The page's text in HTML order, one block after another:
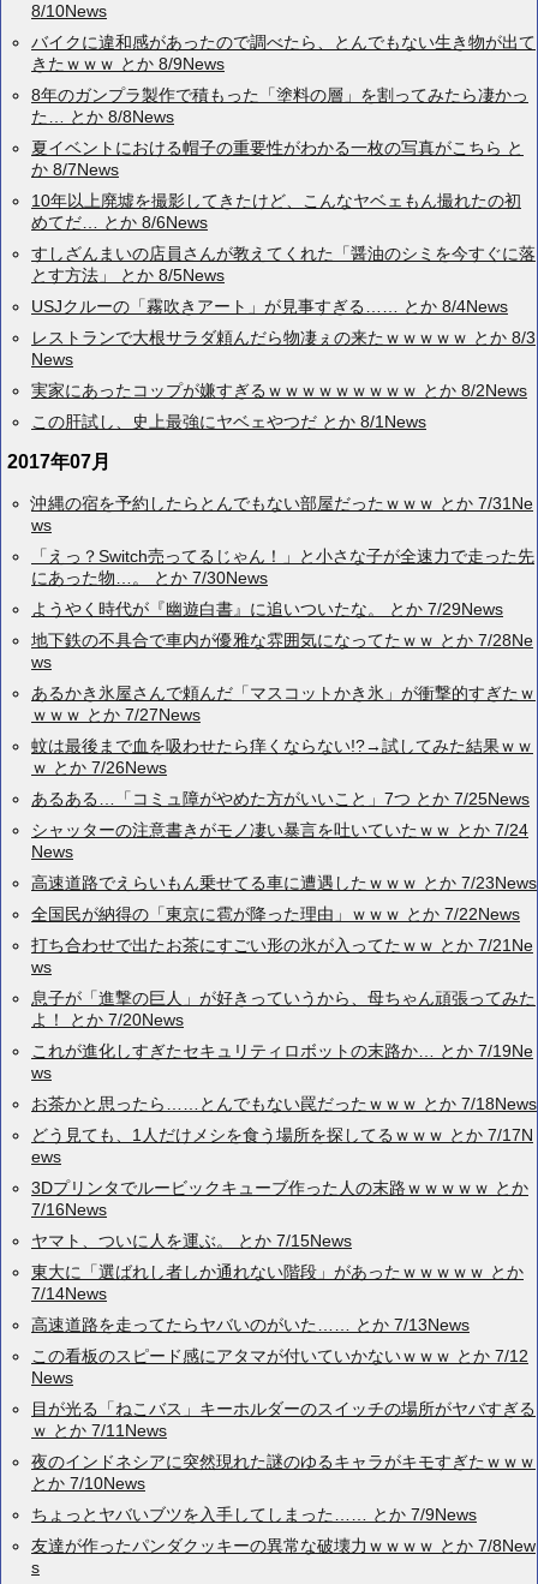
8/10News
バイクに違和感があったので調べたら、とんでもない生き物が出て
きたｗｗｗ とか 8/9News
8年のガンプラ製作で積もった「塗料の層」を割ってみたら凄かっ
た… とか 8/8News
夏イベントにおける帽子の重要性がわかる一枚の写真がこちら と
か 8/7News
10年以上廃墟を撮影してきたけど、こんなヤベェもん撮れたの初
めてだ… とか 8/6News
すしざんまいの店員さんが教えてくれた「醤油のシミを今すぐに落
とす方法」 とか 8/5News
USJクルーの「霧吹きアート」が見事すぎる…… とか 8/4News
レストランで大根サラダ頼んだら物凄ぇの来たｗｗｗｗｗ とか 8/3
News
実家にあったコップが嫌すぎるｗｗｗｗｗｗｗｗｗ とか 8/2News
この肝試し、史上最強にヤベェやつだ とか 8/1News
2017年07月
沖縄の宿を予約したらとんでもない部屋だったｗｗｗ とか 7/31Ne
ws
「えっ？Switch売ってるじゃん！」と小さな子が全速力で走った先
にあった物…。 とか 7/30News
ようやく時代が『幽遊白書』に追いついたな。 とか 7/29News
地下鉄の不具合で車内が優雅な雰囲気になってたｗｗ とか 7/28Ne
ws
あるかき氷屋さんで頼んだ「マスコットかき氷」が衝撃的すぎたｗ
ｗｗｗ とか 7/27News
蚊は最後まで血を吸わせたら痒くならない!?→試してみた結果ｗｗ
ｗ とか 7/26News
あるある…「コミュ障がやめた方がいいこと」7つ とか 7/25News
シャッターの注意書きがモノ凄い暴言を吐いていたｗｗ とか 7/24
News
高速道路でえらいもん乗せてる車に遭遇したｗｗｗ とか 7/23News
全国民が納得の「東京に雹が降った理由」ｗｗｗ とか 7/22News
打ち合わせで出たお茶にすごい形の氷が入ってたｗｗ とか 7/21Ne
ws
息子が「進撃の巨人」が好きっていうから、母ちゃん頑張ってみた
よ！ とか 7/20News
これが進化しすぎたセキュリティロボットの末路か… とか 7/19Ne
ws
お茶かと思ったら……とんでもない罠だったｗｗｗ とか 7/18News
どう見ても、1人だけメシを食う場所を探してるｗｗｗ とか 7/17N
ews
3Dプリンタでルービックキューブ作った人の末路ｗｗｗｗｗ とか
7/16News
ヤマト、ついに人を運ぶ。 とか 7/15News
東大に「選ばれし者しか通れない階段」があったｗｗｗｗｗ とか
7/14News
高速道路を走ってたらヤバいのがいた…… とか 7/13News
この看板のスピード感にアタマが付いていかないｗｗｗ とか 7/12
News
目が光る「ねこバス」キーホルダーのスイッチの場所がヤバすぎる
ｗ とか 7/11News
夜のインドネシアに突然現れた謎のゆるキャラがキモすぎたｗｗｗ
とか 7/10News
ちょっとヤバいブツを入手してしまった…… とか 7/9News
友達が作ったパンダクッキーの異常な破壊力ｗｗｗｗ とか 7/8New
s